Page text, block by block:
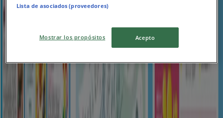
8/16 日まで有効鈴鹿市
今すぐ私たちの取引で節約
8/10 日まで有効
鈴鹿市
新規
Lista de asociados (proveedores)
Mostrar los propósitos Acepto